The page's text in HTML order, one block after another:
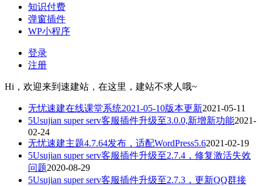
知识付费
弹窗插件
WP小程序
登录
注册
Hi，欢迎来到速建站，在这里，建站不求人哦~
无忧速建在线课堂系统2021-05-10版本更新2021-05-11
5Usujian super serv客服插件升级至3.0.0,新增新功能2021-
02-24
无忧速建主题4.7.64发布，适配WordPress5.62021-02-19
5Usujian super serv客服插件升级至2.7.4，修复激活失效
问题2020-08-29
5Usujian super serv客服插件升级至2.7.3，更新QQ群接